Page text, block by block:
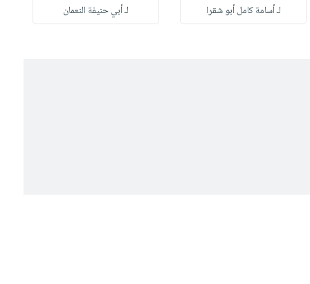
لـ أسامة كامل أبو شقرا
لـ أبي حنيفة النعمان